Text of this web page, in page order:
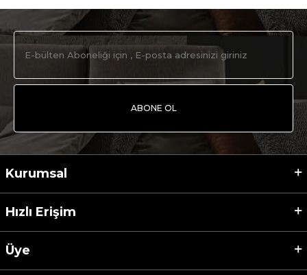
ABONE OL
Kurumsal
Hızlı Erişim
Üye